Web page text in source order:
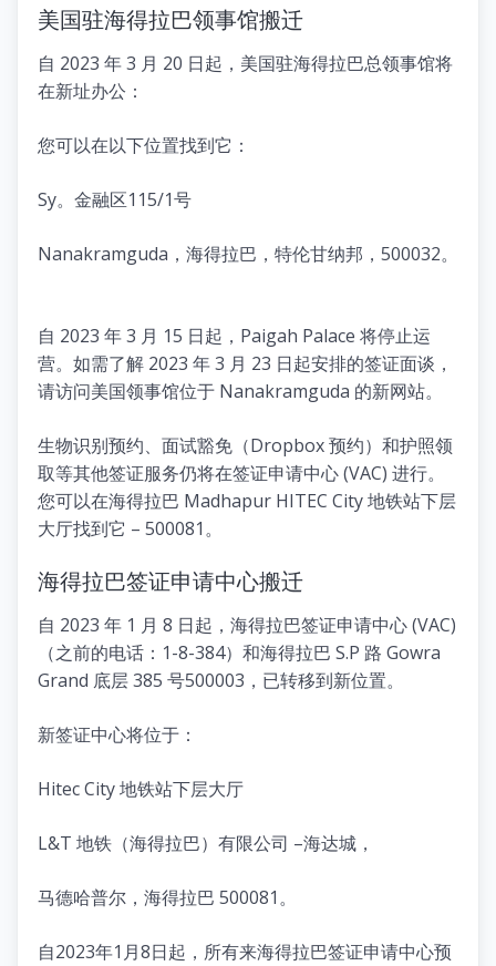
美国驻海得拉巴领事馆搬迁
自 2023 年 3 月 20 日起，美国驻海得拉巴总领事馆将
在新址办公：
您可以在以下位置找到它：
Sy。金融区115/1号
Nanakramguda，海得拉巴，特伦甘纳邦，500032。
自 2023 年 3 月 15 日起，Paigah Palace 将停止运
营。如需了解 2023 年 3 月 23 日起安排的签证面谈，
请访问美国领事馆位于 Nanakramguda 的新网站。
生物识别预约、面试豁免（Dropbox 预约）和护照领
取等其他签证服务仍将在签证申请中心 (VAC) 进行。
您可以在海得拉巴 Madhapur HITEC City 地铁站下层
大厅找到它 – 500081。
海得拉巴签证申请中心搬迁
自 2023 年 1 月 8 日起，海得拉巴签证申请中心 (VAC)
（之前的电话：1-8-384）和海得拉巴 S.P 路 Gowra
Grand 底层 385 号500003，已转移到新位置。
新签证中心将位于：
Hitec City 地铁站下层大厅
L&T 地铁（海得拉巴）有限公司 –海达城，
马德哈普尔，海得拉巴 500081。
自2023年1月8日起，所有来海得拉巴签证申请中心预